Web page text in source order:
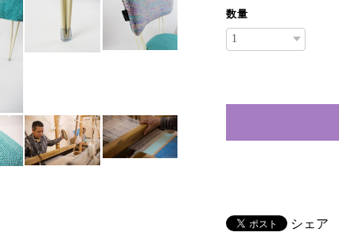
数量
シェア